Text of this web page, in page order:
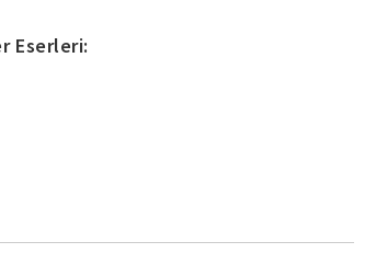
ilan eden bir manifesto.
Eserleri: